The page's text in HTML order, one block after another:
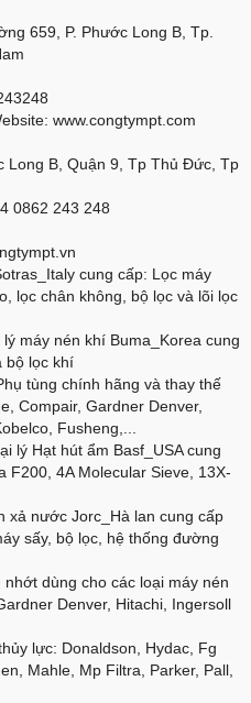
659, P. Phước Long B, Tp.
www.congtympt.com
B, Quận 9, Tp Thủ Đức, Tp
0862 243 248
cung cấp: Lọc máy
lọc chân không, bộ lọc và lõi lọc
máy nén khí Buma_Korea cung
bộ lọc khí
tùng chính hãng và thay thế
Compair, Gardner Denver,
Fusheng,...
lý Hạt hút ẩm Basf_USA cung
F200, 4A Molecular Sieve, 13X-
xả nước Jorc_Hà lan cung cấp
sấy, bộ lọc, hệ thống đường
dùng cho các loại máy nén
Denver, Hitachi, Ingersoll
lực: Donaldson, Hydac, Fg
Mahle, Mp Filtra, Parker, Pall,